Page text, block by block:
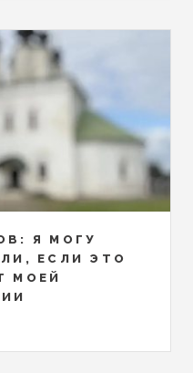
Я МОГУ
ЕСЛИ ЭТО
МОЕЙ